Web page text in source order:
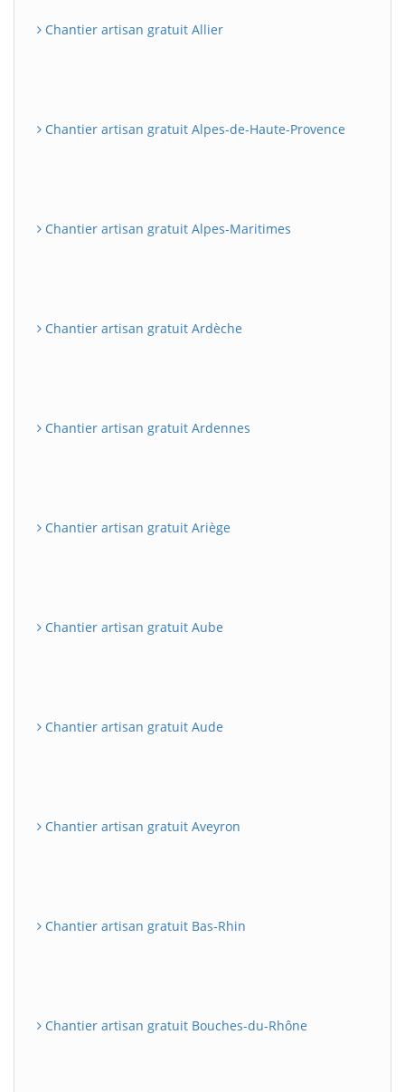
Chantier artisan gratuit Allier
Chantier artisan gratuit Alpes-de-Haute-Provence
Chantier artisan gratuit Alpes-Maritimes
Chantier artisan gratuit Ardèche
Chantier artisan gratuit Ardennes
Chantier artisan gratuit Ariège
Chantier artisan gratuit Aube
Chantier artisan gratuit Aude
Chantier artisan gratuit Aveyron
Chantier artisan gratuit Bas-Rhin
Chantier artisan gratuit Bouches-du-Rhône